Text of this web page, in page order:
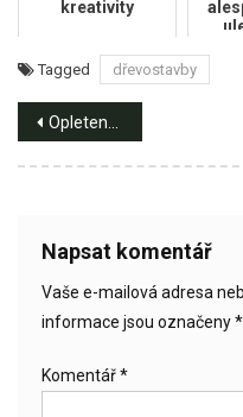
kreativity
Tagged dřevostavby
Navigace
Opletené kabely dodají všem svítidlům příjemně domácký pocit
Napsat komentář
Vaše e-mailová adresa
informace jsou označeny*
Komentář*